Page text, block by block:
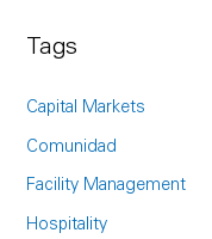
c
Tags
Capital Markets
Comunidad
Facility Management
Hospitality